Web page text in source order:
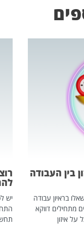
בין העבודה
בראיון עבודה
מתחילים דווקא
איזון
יש